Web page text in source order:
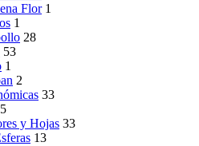
Flor 1
1
28
53
1
2
33
5
y Hojas 33
13